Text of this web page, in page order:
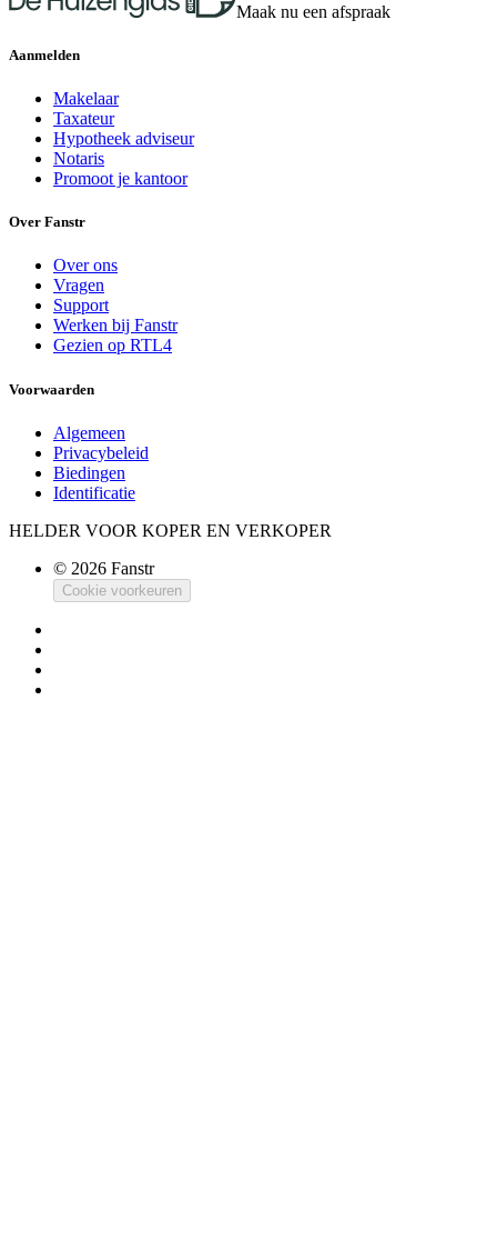
Maak nu een afspraak
Aanmelden
Makelaar
Taxateur
Hypotheek adviseur
Notaris
Promoot je kantoor
Over Fanstr
Over ons
Vragen
Support
Werken bij Fanstr
Gezien op RTL4
Voorwaarden
Algemeen
Privacybeleid
Biedingen
Identificatie
HELDER VOOR KOPER EN VERKOPER
© 2026 Fanstr
Cookie voorkeuren